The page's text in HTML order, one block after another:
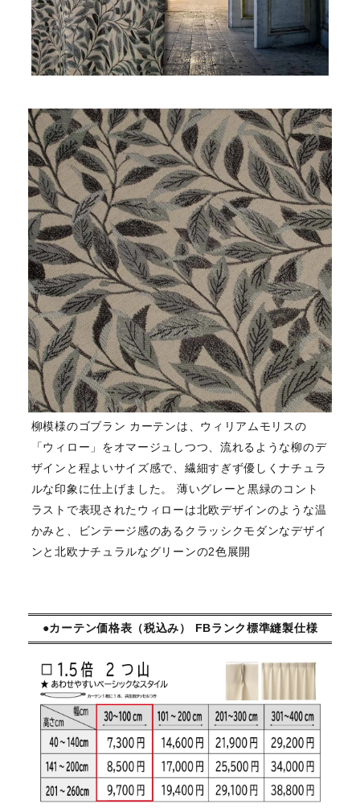
柳模様のゴブラン カーテンは、ウィリアムモリスの
「ウィロー」をオマージュしつつ、流れるような柳のデ
ザインと程よいサイズ感で、繊細すぎず優しくナチュラ
ルな印象に仕上げました。 薄いグレーと黒緑のコント
ラストで表現されたウィローは北欧デザインのような温
かみと、ビンテージ感のあるクラッシクモダンなデザイ
ンと北欧ナチュラルなグリーンの2色展開
●カーテン価格表（税込み） FBランク標準縫製仕様